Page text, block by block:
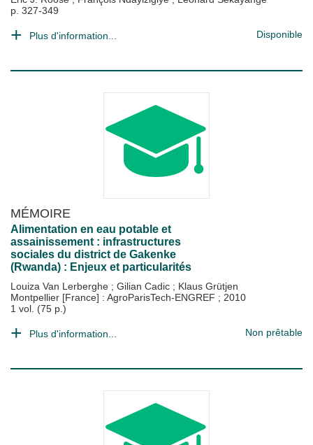
p. 327-349
Plus d'information... Disponible
MÉMOIRE
Alimentation en eau potable et
assainissement : infrastructures
sociales du district de Gakenke
(Rwanda) : Enjeux et particularités
Louiza Van Lerberghe ; Gilian Cadic ; Klaus Grütjen
Montpellier [France] : AgroParisTech-ENGREF ; 2010
1 vol. (75 p.)
Plus d'information... Non prêtable